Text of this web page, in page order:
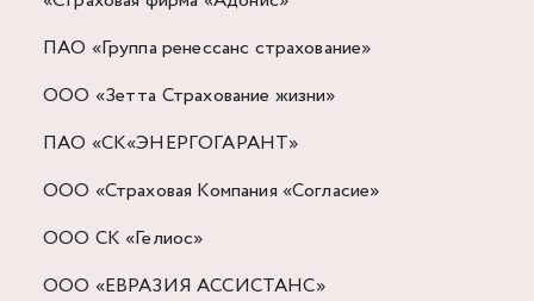
ПАО «Группа ренессанс страхование»
ООО «Зетта Страхование жизни»
ПАО «СК«ЭНЕРГОГАРАНТ»
ООО «Страховая Компания «Согласие»
ООО СК «Гелиос»
ООО «ЕВРАЗИЯ АССИСТАНС»